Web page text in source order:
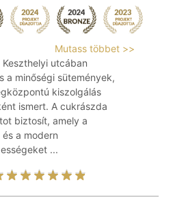
Mutass többet >>
utcában
a minőségi sütemények,
kiszolgálás
ismert. A cukrászda
biztosít, amely a
a modern
...